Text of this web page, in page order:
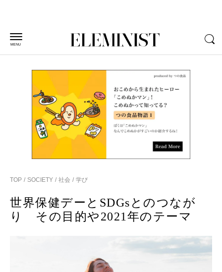
MENU
TOP SOCIETY 社会 学び
世界保健デーとSDGsとのつなが
り その目的や2021年のテーマ